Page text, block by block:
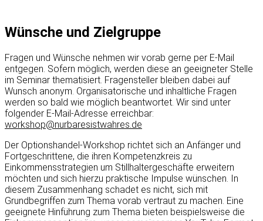
Wünsche und Zielgruppe
Fragen und Wünsche nehmen wir vorab gerne per E-Mail
entgegen. Sofern möglich, werden diese an geeigneter Stelle
im Seminar thematisiert. Fragensteller bleiben dabei auf
Wunsch anonym. Organisatorische und inhaltliche Fragen
werden so bald wie möglich beantwortet. Wir sind unter
folgender E-Mail-Adresse erreichbar:
workshop@nurbaresistwahres.de
Der Optionshandel-Workshop richtet sich an Anfänger und
Fortgeschrittene, die ihren Kompetenzkreis zu
Einkommensstrategien um Stillhaltergeschäfte erweitern
möchten und sich hierzu praktische Impulse wünschen. In
diesem Zusammenhang schadet es nicht, sich mit
Grundbegriffen zum Thema vorab vertraut zu machen. Eine
geeignete Hinführung zum Thema bieten beispielsweise die